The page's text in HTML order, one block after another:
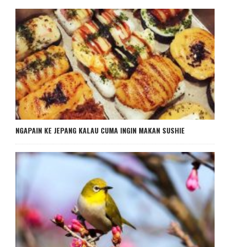
NGAPAIN KE JEPANG KALAU CUMA INGIN MAKAN SUSHIE